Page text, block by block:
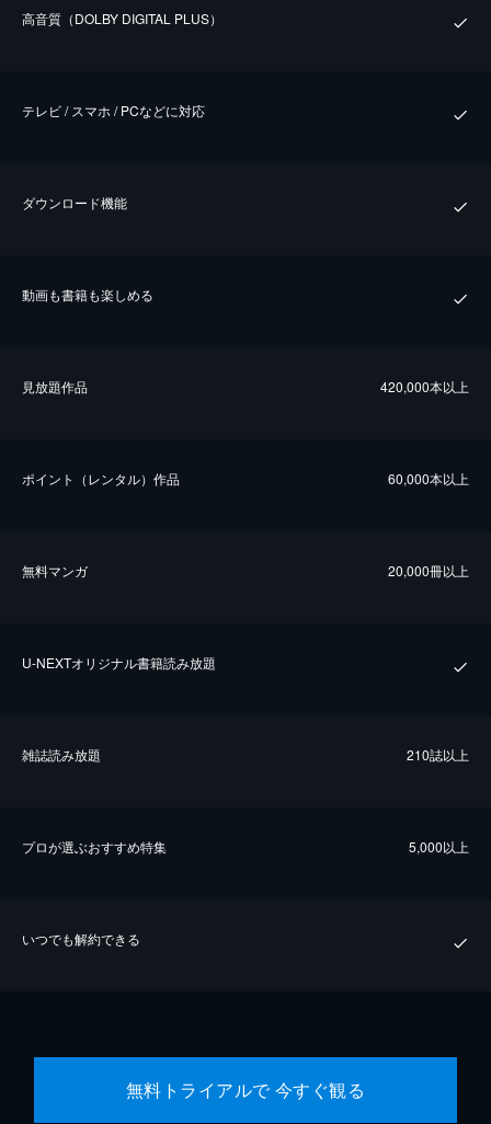
⾼⾳質（DOLBY DIGITAL PLUS）
テレビ / スマホ / PCなどに対応
ダウンロード機能
動画も書籍も楽しめる
⾒放題作品 420,000本以上
ポイント（レンタル）作品 60,000本以上
無料マンガ 20,000冊以上
U-NEXTオリジナル書籍読み放題
雑誌読み放題 210誌以上
プロが選ぶおすすめ特集 5,000以上
いつでも解約できる
無料トライアルで 今すぐ観る